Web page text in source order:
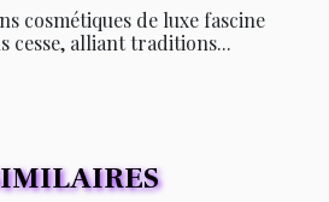
cosmétiques de luxe fascine
cesse, alliant traditions...